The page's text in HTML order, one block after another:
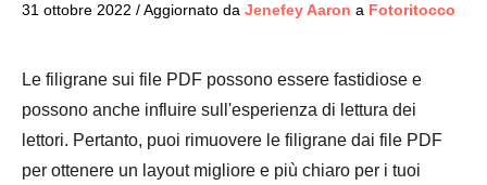
31 ottobre 2022 / Aggiornato da Jenefey Aaron a Fotoritocco
Le filigrane sui file PDF possono essere fastidiose e
possono anche influire sull'esperienza di lettura dei
lettori. Pertanto, puoi rimuovere le filigrane dai file PDF
per ottenere un layout migliore e più chiaro per i tuoi